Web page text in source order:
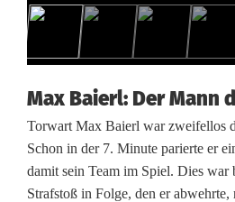
a
g
e
s
Max Baierl: Der Mann
Torwart Max Baierl war zweifellos
Schon in der 7. Minute parierte er
damit sein Team im Spiel. Dies war
Strafstoß in Folge, den er abwehrte,